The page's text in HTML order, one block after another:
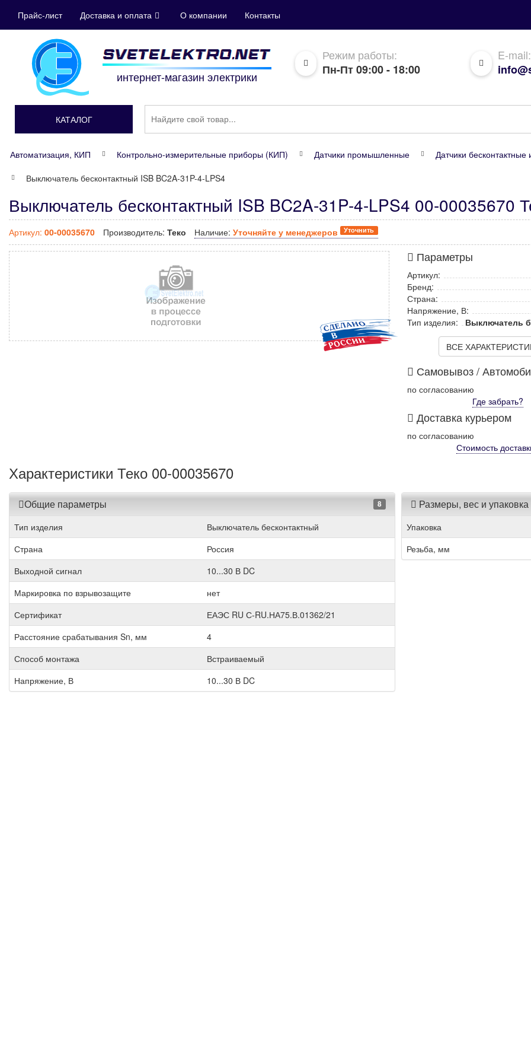
Прайс-лист Доставка и оплата О компании Контакты
интернет-магазин электрики
Режим работы:
Пн-Пт 09:00 - 18:00
E-mail:
КАТАЛОГ
Автоматизация, КИП Контрольно-измерительные приборы (КИП) Датчики промышленные
Датчики бесконтактные
Выключатель бесконтактный ISB BC2A-31P-4-LPS4
Выключатель бесконтактный ISB BC2A-31P-4-LPS4 00-00035670
Артикул: 00-00035670 Производитель: Теко Наличие: Уточняйте у менеджеров Уточнить
Параметры
Артикул:
Бренд:
Страна:
Напряжение, В:
Тип изделия:
Выключатель
ВСЕ
Самовывоз /
по согласованию
Где забрать?
Доставка курьером
по согласованию
Стоимость
Характеристики Теко 00-00035670
Общие параметры 8
Тип изделия
Выключатель бесконтактный
Страна
Россия
Выходной сигнал
10...30 В DC
Маркировка по взрывозащите
нет
Сертификат
ЕАЭС RU С-RU.НА75.В.01362/21
Расстояние срабатывания Sn, мм
4
Способ монтажа
Встраиваемый
Напряжение, В
10...30 В DC
Размеры, вес и упаковка
Упаковка
Резьба, мм